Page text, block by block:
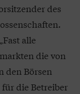
des
alle
die von
den Börsen
für die Betreiber